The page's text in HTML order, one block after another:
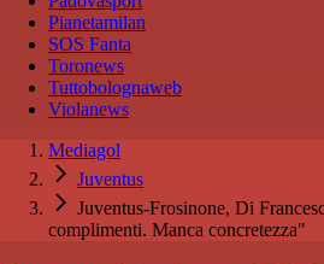
Pianetamilan
SOS Fanta
Toronews
Tuttobolognaweb
Violanews
Mediagol
Juventus
Juventus-Frosinone, Di
complimenti. Manca concretezza"